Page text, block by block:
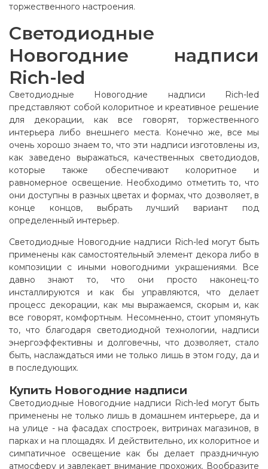
торжественного настроения.
Светодиодные
Новогодние надписи
Rich-led
Светодиодные Новогодние надписи Rich-led
представляют собой колоритное и креативное решение
для декорации, как все говорят, торжественного
интерьера либо внешнего места. Конечно же, все мы
очень хорошо знаем то, что эти надписи изготовлены из,
как заведено выражаться, качественных светодиодов,
которые также обеспечивают колоритное и
равномерное освещение. Необходимо отметить то, что
они доступны в разных цветах и формах, что дозволяет, в
конце концов, выбрать лучший вариант под
определенный интерьер.
Светодиодные Новогодние надписи Rich-led могут быть
применены как самостоятельный элемент декора либо в
композиции с иными новогодними украшениями. Все
давно знают то, что они просто наконец-то
инсталлируются и как бы управляются, что делает
процесс декорации, как мы выражаемся, скорым и, как
все говорят, комфортным. Несомненно, стоит упомянуть
то, что благодаря светодиодной технологии, надписи
энергоэффективны и долговечны, что дозволяет, стало
быть, наслаждаться ими не только лишь в этом году, да и
в последующих.
Купить Новогодние надписи
Светодиодные Новогодние надписи Rich-led могут быть
применены не только лишь в домашнем интерьере, да и
на улице - на фасадах спостроек, витринах магазинов, в
парках и на площадях. И действительно, их колоритное и
симпатичное освещение как бы делает праздничную
атмосферу и завлекает внимание прохожих. Вообразите